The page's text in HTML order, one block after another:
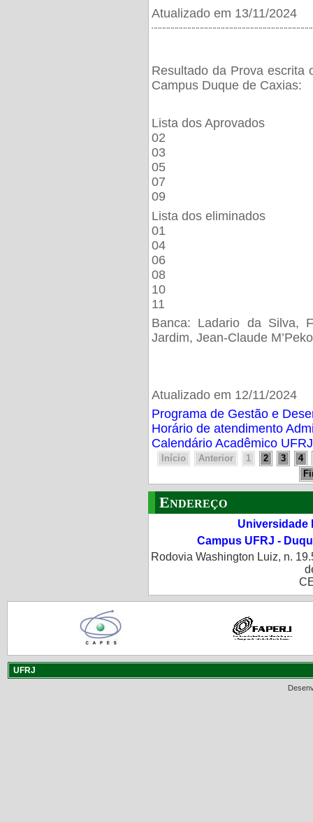
Atualizado em 13/11/2024
Resultado da Prova escrita
Campus Duque de Caxias:
Lista dos Aprovados
02
03
05
07
09
Lista dos eliminados
01
04
06
08
10
11
Banca: Ladario da Silva,
Jardim, Jean-Claude M’Peko
Atualizado em 12/11/2024
Programa de Gestão e
Horário de atendimento
Calendário Acadêmico
Início Anterior 1 2 3
4
Endereço
Universidade
Campus UFRJ -
Rodovia Washington Luiz, n.
UFRJ